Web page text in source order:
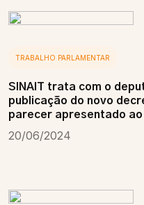
TRABALHO PARLAMENTAR
SINAIT trata com o
publicação do novo
parecer apresentado ao
20/06/2024